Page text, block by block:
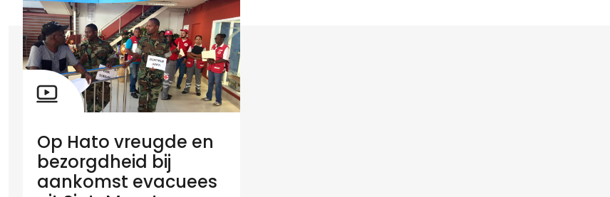
Op Hato vreugde en
bezorgdheid bij
aankomst evacuees